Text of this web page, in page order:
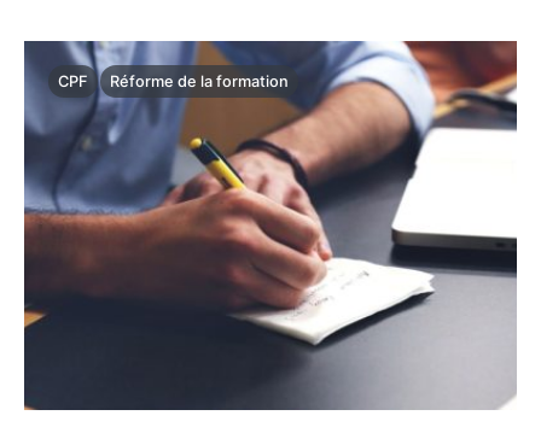
CPF Réforme de la formation